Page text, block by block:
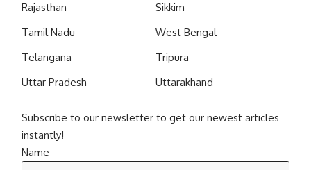
Rajasthan
Sikkim
Tamil Nadu
West Bengal
Telangana
Tripura
Uttar Pradesh
Uttarakhand
Subscribe to our newsletter to get our newest articles
instantly!
Name